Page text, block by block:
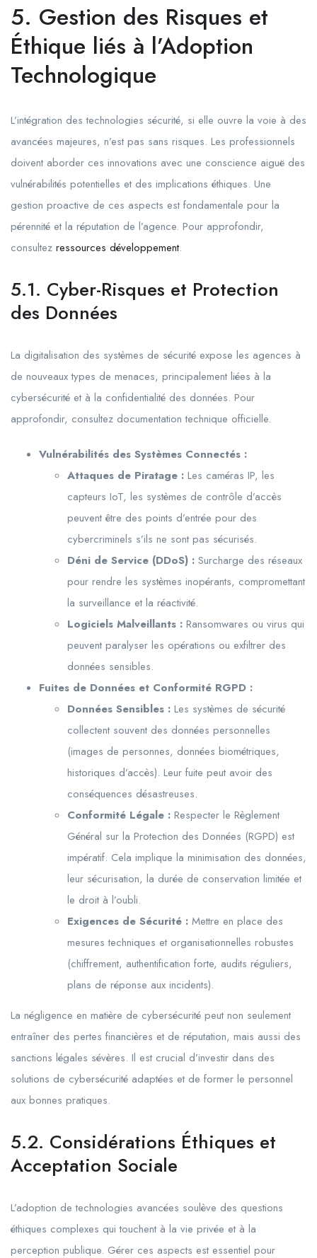
5. Gestion des Risques et
Éthique liés à l’Adoption
Technologique
L’intégration des technologies sécurité, si elle ouvre la voie à des
avancées majeures, n’est pas sans risques. Les professionnels
doivent aborder ces innovations avec une conscience aiguë des
vulnérabilités potentielles et des implications éthiques. Une
gestion proactive de ces aspects est fondamentale pour la
pérennité et la réputation de l’agence. Pour approfondir,
consultez ressources développement.
5.1. Cyber-Risques et Protection
des Données
La digitalisation des systèmes de sécurité expose les agences à
de nouveaux types de menaces, principalement liées à la
cybersécurité et à la confidentialité des données. Pour
approfondir, consultez documentation technique officielle.
Vulnérabilités des Systèmes Connectés :
Attaques de Piratage : Les caméras IP, les
capteurs IoT, les systèmes de contrôle d’accès
peuvent être des points d’entrée pour des
cybercriminels s’ils ne sont pas sécurisés.
Déni de Service (DDoS) : Surcharge des réseaux
pour rendre les systèmes inopérants, compromettant
la surveillance et la réactivité.
Logiciels Malveillants : Ransomwares ou virus qui
peuvent paralyser les opérations ou exfiltrer des
données sensibles.
Fuites de Données et Conformité RGPD :
Données Sensibles : Les systèmes de sécurité
collectent souvent des données personnelles
(images de personnes, données biométriques,
historiques d’accès). Leur fuite peut avoir des
conséquences désastreuses.
Conformité Légale : Respecter le Règlement
Général sur la Protection des Données (RGPD) est
impératif. Cela implique la minimisation des données,
leur sécurisation, la durée de conservation limitée et
le droit à l’oubli.
Exigences de Sécurité : Mettre en place des
mesures techniques et organisationnelles robustes
(chiffrement, authentification forte, audits réguliers,
plans de réponse aux incidents).
La négligence en matière de cybersécurité peut non seulement
entraîner des pertes financières et de réputation, mais aussi des
sanctions légales sévères. Il est crucial d’investir dans des
solutions de cybersécurité adaptées et de former le personnel
aux bonnes pratiques.
5.2. Considérations Éthiques et
Acceptation Sociale
L’adoption de technologies avancées soulève des questions
éthiques complexes qui touchent à la vie privée et à la
perception publique. Gérer ces aspects est essentiel pour